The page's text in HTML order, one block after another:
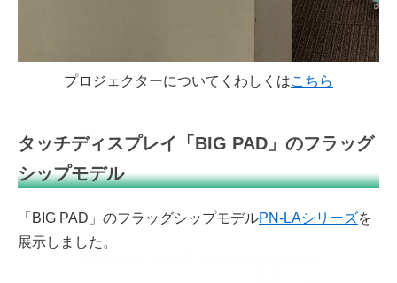
プロジェクターについてくわしくはこちら
タッチディスプレイ「BIG PAD」のフラッグ
シップモデル
「BIG PAD」のフラッグシップモデルPN-LAシリーズを
展示しました。